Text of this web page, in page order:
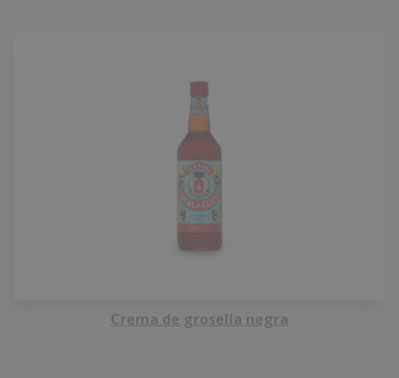
Crema de grosella negra